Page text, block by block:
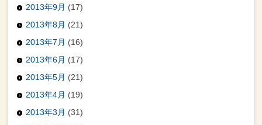
2013年9月 (17)
2013年8月 (21)
2013年7月 (16)
2013年6月 (17)
2013年5月 (21)
2013年4月 (19)
2013年3月 (31)